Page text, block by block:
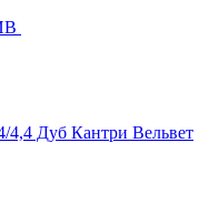
4,4 Дуб Кантри Вельвет